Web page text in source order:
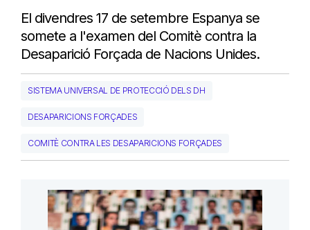
El divendres 17 de setembre Espanya se
somete a l'examen del Comitè contra la
Desaparició Forçada de Nacions Unides.
SISTEMA UNIVERSAL DE PROTECCIÓ DELS DH
DESAPARICIONS FORÇADES
COMITÈ CONTRA LES DESAPARICIONS FORÇADES